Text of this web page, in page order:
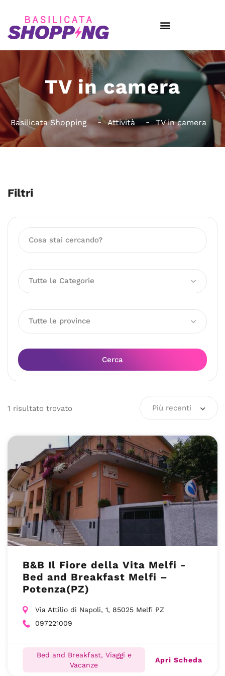
TV in camera
Basilicata Shopping Attività TV in camera
Filtri
Tutte le Categorie
Tutte le province
Cerca
1 risultato trovato Più recenti
B&B Il Fiore della Vita Melfi -
Bed and Breakfast Melfi –
Potenza(PZ)
Via Attilio di Napoli, 1, 85025 Melfi PZ
097221009
Bed and Breakfast, Viaggi e
Vacanze
Apri Scheda